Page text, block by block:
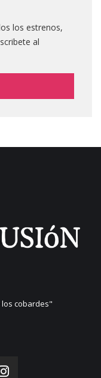
los estrenos,
al
cobardes"